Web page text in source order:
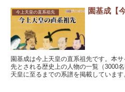
今上天皇の直系祖先 園基成【
園基成は今上天皇の直系祖先です。本
先とされる歴史上の人物の一覧（3000
天皇に至るまでの系譜を掲載しています